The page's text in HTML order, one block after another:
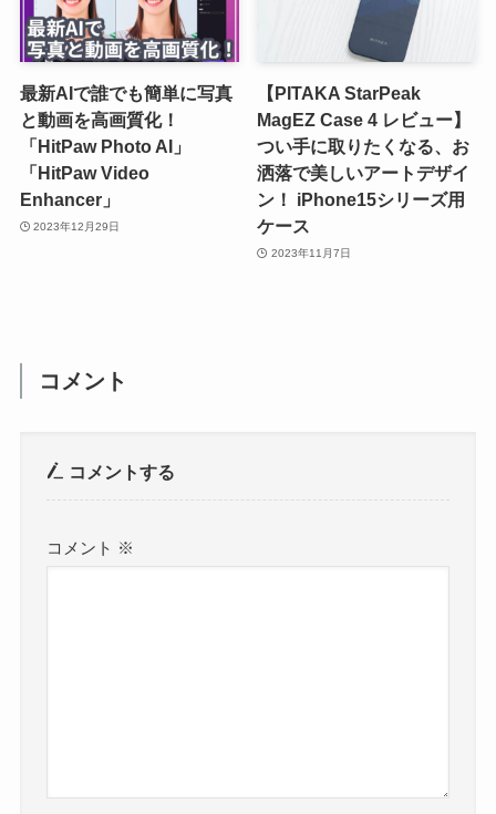
最新AIで誰でも簡単に写真
と動画を高画質化！
「HitPaw Photo AI」
「HitPaw Video
Enhancer」
2023年12月29日
【PITAKA StarPeak
MagEZ Case 4 レビュー】
つい手に取りたくなる、お
洒落で美しいアートデザイ
ン！ iPhone15シリーズ用
ケース
2023年11月7日
コメント
コメントする
コメント ※